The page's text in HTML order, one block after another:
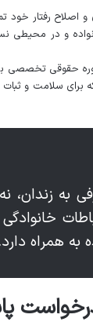
و اصلاح رفتار
و در محیطی
حقوقی تخصصی
برای سلامت و
به زندان،
همراه دارد.